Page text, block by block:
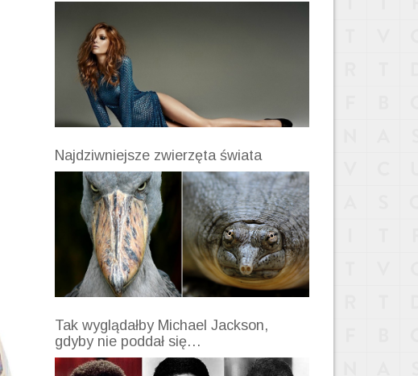
Najdziwniejsze zwierzęta świata
Tak wyglądałby Michael Jackson,
gdyby nie poddał się…